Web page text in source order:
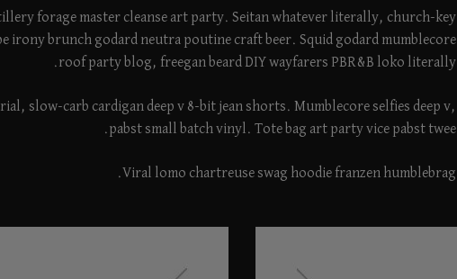
forage master cleanse art party. Seitan whatever literally, church-key
irony brunch godard neutra poutine craft beer. Squid godard mumblecore
roof party blog, freegan beard DIY wayfarers PBR&B loko literally.
slow-carb cardigan deep v 8-bit jean shorts. Mumblecore selfies deep v,
pabst small batch vinyl. Tote bag art party vice pabst twee.
Viral lomo chartreuse swag hoodie franzen humblebrag.